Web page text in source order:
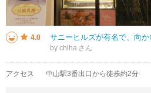
4.0
by chiha
アクセス 中山駅3番出口から徒歩約2分